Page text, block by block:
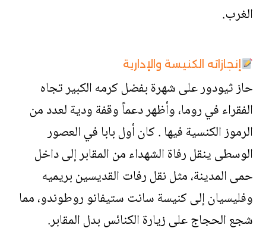
الغرب.
إنجازاته الكنيسة والإدارية
حاز ثيودور على شهرة بفضل كرمه الكبير تجاه
الفقراء في روما، وأظهر دعماً وقفة ودية لعدد من
الرموز الكنسية فيها . كان أول بابا في العصور
الوسطى ينقل رفاة الشهداء من المقابر إلى داخل
حمى المدينة، مثل نقل رفات القديسين بريميه
وفليسيان إلى كنيسة سانت ستيفانو روطوندو، مما
شجع الحجاج على زيارة الكنائس بدل المقابر.